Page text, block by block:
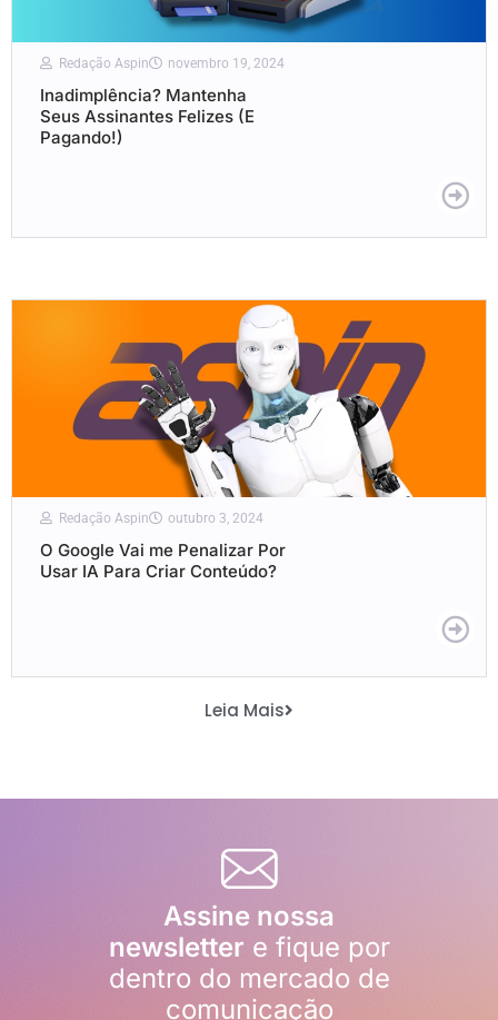
Redação Aspin novembro 19, 2024
Inadimplência? Mantenha
Seus Assinantes Felizes (E
Pagando!)
Redação Aspin outubro 3, 2024
O Google Vai me Penalizar Por
Usar IA Para Criar Conteúdo?
Leia Mais
Assine nossa
newsletter e fique por
dentro do mercado de
comunicação